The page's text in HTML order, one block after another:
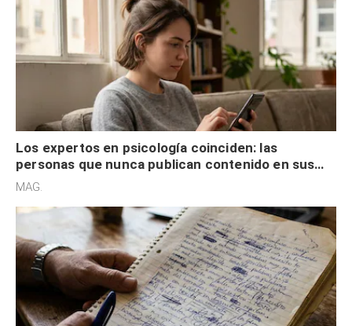
Los expertos en psicología coinciden: las
personas que nunca publican contenido en sus
redes sociales no pretenden buscar validación
MAG.